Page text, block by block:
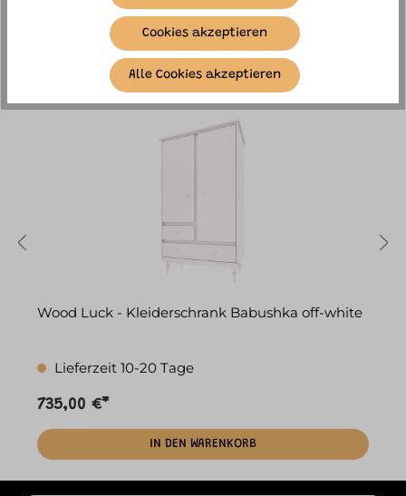
SIMILAR ITEMS
Wood Luck - Kleiderschrank Babushka off-white
Lieferzeit 10-20 Tage
735,00 €*
IN DEN WARENKORB
Cookies akzeptieren
Alle Cookies akzeptieren